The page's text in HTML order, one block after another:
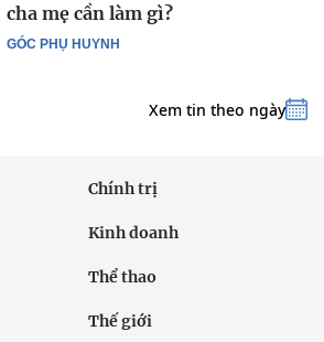
GÓC PHỤ HUYNH
cha mẹ cần làm gì?
Xem tin theo ngày
Chính trị
Kinh doanh
Thể thao
Thế giới